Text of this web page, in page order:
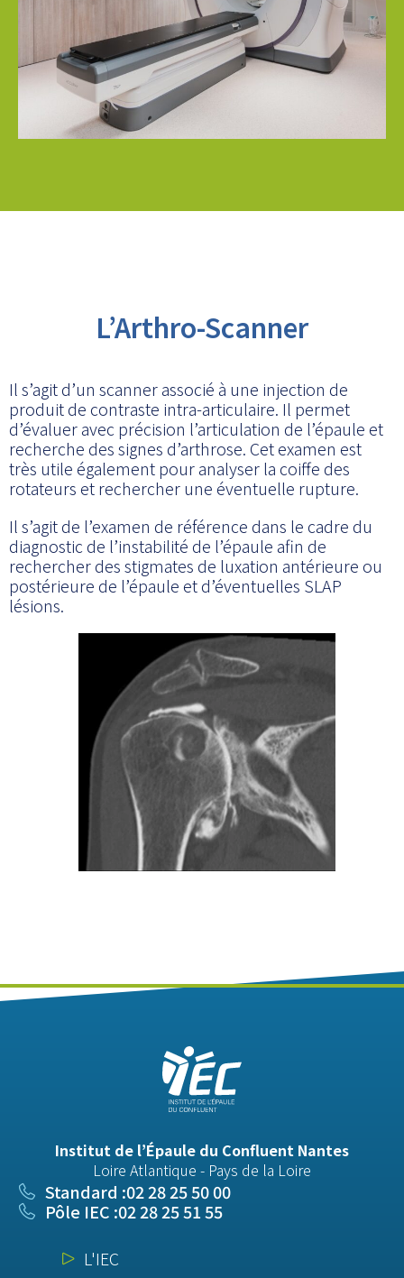
L’Arthro-Scanner
Il s’agit d’un scanner associé à une injection de
produit de contraste intra-articulaire. Il permet
d’évaluer avec précision l’articulation de l’épaule et
recherche des signes d’arthrose. Cet examen est
très utile également pour analyser la coiffe des
rotateurs et rechercher une éventuelle rupture.
Il s’agit de l’examen de référence dans le cadre du
diagnostic de l’instabilité de l’épaule afin de
rechercher des stigmates de luxation antérieure ou
postérieure de l’épaule et d’éventuelles SLAP
lésions.
Institut de l’Épaule du Confluent Nantes
Loire Atlantique - Pays de la Loire
Standard :02 28 25 50 00
Pôle IEC :02 28 25 51 55
L'IEC